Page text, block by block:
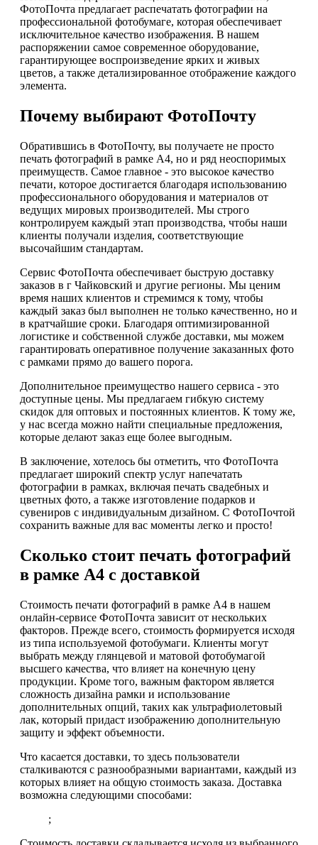
ФотоПочта предлагает распечатать фотографии на
профессиональной фотобумаге, которая обеспечивает
исключительное качество изображения. В нашем
распоряжении самое современное оборудование,
гарантирующее воспроизведение ярких и живых
цветов, а также детализированное отображение каждого
элемента.
Почему выбирают ФотоПочту
Обратившись в ФотоПочту, вы получаете не просто
печать фотографий в рамке А4, но и ряд неоспоримых
преимуществ. Самое главное - это высокое качество
печати, которое достигается благодаря использованию
профессионального оборудования и материалов от
ведущих мировых производителей. Мы строго
контролируем каждый этап производства, чтобы наши
клиенты получали изделия, соответствующие
высочайшим стандартам.
Сервис ФотоПочта обеспечивает быструю доставку
заказов в г Чайковский и другие регионы. Мы ценим
время наших клиентов и стремимся к тому, чтобы
каждый заказ был выполнен не только качественно, но и
в кратчайшие сроки. Благодаря оптимизированной
логистике и собственной службе доставки, мы можем
гарантировать оперативное получение заказанных фото
с рамками прямо до вашего порога.
Дополнительное преимущество нашего сервиса - это
доступные цены. Мы предлагаем гибкую систему
скидок для оптовых и постоянных клиентов. К тому же,
у нас всегда можно найти специальные предложения,
которые делают заказ еще более выгодным.
В заключение, хотелось бы отметить, что ФотоПочта
предлагает широкий спектр услуг напечатать
фотографии в рамках, включая печать свадебных и
цветных фото, а также изготовление подарков и
сувениров с индивидуальным дизайном. С ФотоПочтой
сохранить важные для вас моменты легко и просто!
Сколько стоит печать фотографий
в рамке А4 с доставкой
Стоимость печати фотографий в рамке А4 в нашем
онлайн-сервисе ФотоПочта зависит от нескольких
факторов. Прежде всего, стоимость формируется исходя
из типа используемой фотобумаги. Клиенты могут
выбрать между глянцевой и матовой фотобумагой
высшего качества, что влияет на конечную цену
продукции. Кроме того, важным фактором является
сложность дизайна рамки и использование
дополнительных опций, таких как ультрафиолетовый
лак, который придаст изображению дополнительную
защиту и эффект объемности.
Что касается доставки, то здесь пользователи
сталкиваются с разнообразными вариантами, каждый из
которых влияет на общую стоимость заказа. Доставка
возможна следующими способами:
;